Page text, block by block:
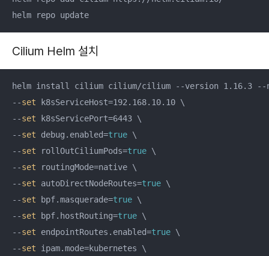
helm repo update
Cilium Helm 설치
helm install cilium cilium/cilium --version 1.16.3 --
--set k8sServiceHost=192.168.10.10 \
--set k8sServicePort=6443 \
--set debug.enabled=true \
--set rollOutCiliumPods=true \
--set routingMode=native \
--set autoDirectNodeRoutes=true \
--set bpf.masquerade=true \
--set bpf.hostRouting=true \
--set endpointRoutes.enabled=true \
--set ipam.mode=kubernetes \